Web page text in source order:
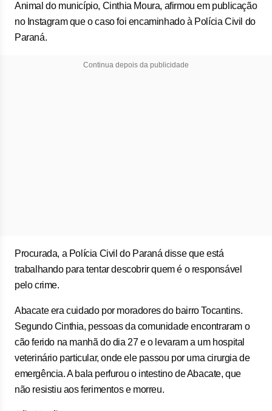
Animal do município, Cinthia Moura, afirmou em publicação
no Instagram que o caso foi encaminhado à Polícia Civil do
Paraná.
Continua depois da publicidade
Procurada, a Polícia Civil do Paraná disse que está
trabalhando para tentar descobrir quem é o responsável
pelo crime.
Abacate era cuidado por moradores do bairro Tocantins.
Segundo Cinthia, pessoas da comunidade encontraram o
cão ferido na manhã do dia 27 e o levaram a um hospital
veterinário particular, onde ele passou por uma cirurgia de
emergência. A bala perfurou o intestino de Abacate, que
não resistiu aos ferimentos e morreu.